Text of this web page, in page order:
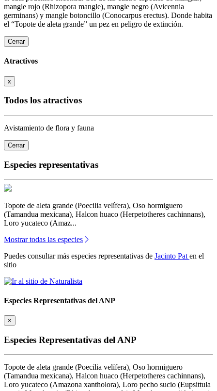
mangle rojo (Rhizopora mangle), mangle negro (Avicennia
germinans) y mangle botoncillo (Conocarpus erectus). Donde habita
el “Topote de aleta grande” un pez en peligro de extinción.
Cerrar
Atractivos
x
Todos los atractivos
Avistamiento de flora y fauna
Cerrar
Especies representativas
Topote de aleta grande (Poecilia velífera), Oso hormiguero
(Tamandua mexicana), Halcon huaco (Herpetotheres cachinnans),
Loro yucateco (Amaz...
Mostrar todas las especies
Puedes consultar más especies representativas de Jacinto Pat en el
sitio
Especies Representativas del ANP
×
Especies Representativas del ANP
Topote de aleta grande (Poecilia velífera), Oso hormiguero
(Tamandua mexicana), Halcon huaco (Herpetotheres cachinnans),
Loro yucateco (Amazona xantholora), Loro pecho sucio (Eupsittula